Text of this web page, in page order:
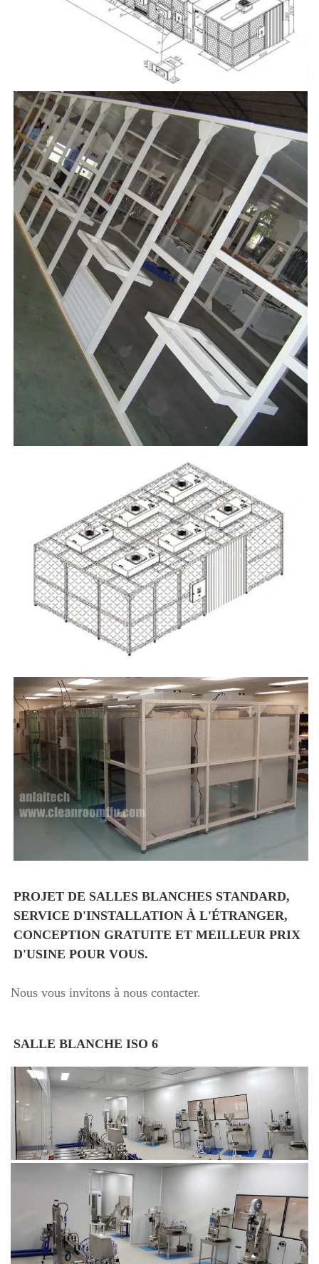
PROJET DE SALLES BLANCHES STANDARD,
SERVICE D'INSTALLATION À L'ÉTRANGER,
CONCEPTION GRATUITE ET MEILLEUR PRIX
D'USINE POUR VOUS.
Nous vous invitons à nous contacter.
SALLE BLANCHE ISO 6